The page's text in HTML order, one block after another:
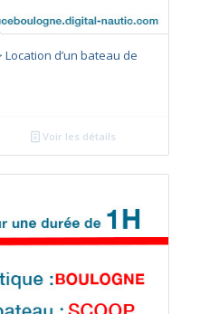
d’un bateau de
Voir les détails